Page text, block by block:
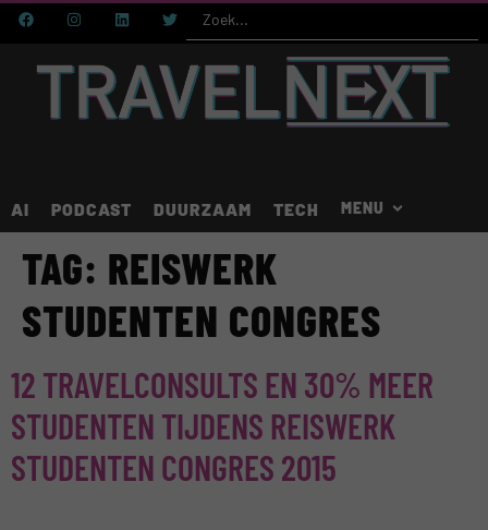
AI PODCAST DUURZAAM TECH
TAG: REISWERK
STUDENTEN CONGRES
12 TRAVELCONSULTS EN 30% MEER
STUDENTEN TIJDENS REISWERK
STUDENTEN CONGRES 2015